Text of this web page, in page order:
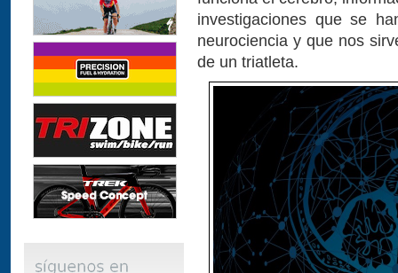
investigaciones que se
neurociencia y que nos
de un triatleta.